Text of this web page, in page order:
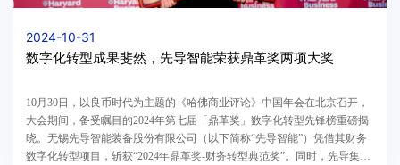
2024-10-31
数字化转型成果斐然，先导智能荣获鼎革奖两项大奖
10月30日，以良币时代为主题的《哈佛商业评论》中国年会在北京召开，
大会期间，备受瞩目的2024年第七届「鼎革奖」数字化转型先锋榜重磅揭
晓。无锡先导智能装备股份有限公司（以下简称“先导智能”）凭借其财务
数字化转型项目，斩获“2024年鼎革奖-财务转型典范奖”。同时，先导集团